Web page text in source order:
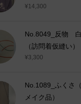
¥14,300
No.8049_反物 白
（訪問着仮縫い）
¥3,300
No.1089_ふくさ
メイク品）